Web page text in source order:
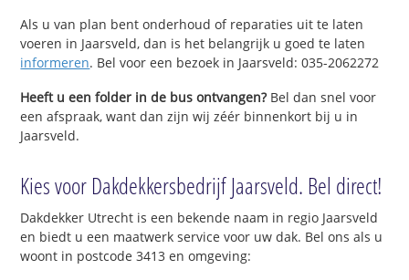
Als u van plan bent onderhoud of reparaties uit te laten
voeren in Jaarsveld, dan is het belangrijk u goed te laten
informeren. Bel voor een bezoek in Jaarsveld: 035-2062272
Heeft u een folder in de bus ontvangen?Bel dan snel voor
een afspraak, want dan zijn wij zéér binnenkort bij u in
Jaarsveld.
Kies voor Dakdekkersbedrijf Jaarsveld. Bel direct!
Dakdekker Utrecht is een bekende naam in regio Jaarsveld
en biedt u een maatwerk service voor uw dak. Bel ons als u
woont in postcode 3413 en omgeving: